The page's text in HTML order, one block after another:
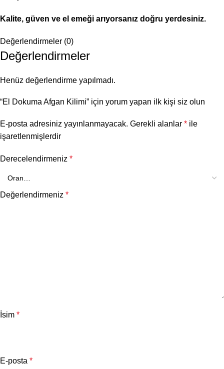
Kalite, güven ve el emeği arıyorsanız doğru yerdesiniz.
Değerlendirmeler (0)
Değerlendirmeler
Henüz değerlendirme yapılmadı.
“El Dokuma Afgan Kilimi” için yorum yapan ilk kişi siz olun
E-posta adresiniz yayınlanmayacak. Gerekli alanlar * ile
işaretlenmişlerdir
Derecelendirmeniz *
Değerlendirmeniz *
İsim *
E-posta *